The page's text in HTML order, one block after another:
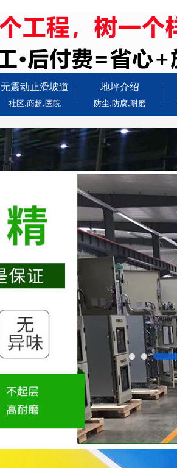
无震动止滑坡道
社区,商超,医院
地坪介绍
防尘,防腐,耐磨